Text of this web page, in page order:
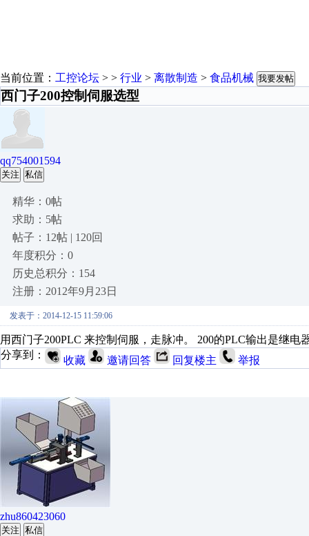
当前位置： 工控论坛 > > 行业 > 离散制造 > 食品机械 我要发帖
西门子200控制伺服选型
qq754001594
关注 私信
精华：0帖
求助：5帖
帖子：12帖 | 120回
年度积分：0
历史总积分：154
注册：2012年9月23日
发表于：2014-12-15 11:59:06
用西门子200PLC 来控制伺服，走脉冲。 200的PLC输出是继电
分享到：
收藏 邀请回答 回复楼主 举报
zhu860423060
关注 私信